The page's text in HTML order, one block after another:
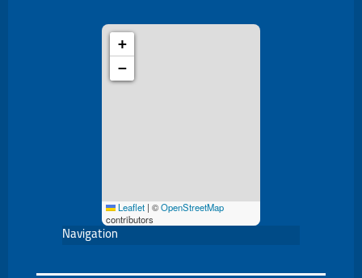
+
−
Leaflet | ©OpenStreetMap
contributors
Navigation